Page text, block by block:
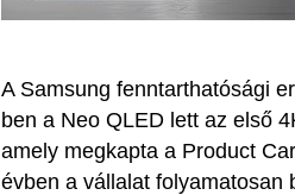
A Samsung fenntarthatósági
ben a Neo QLED lett az első
amely megkapta a Product
évben a vállalat folyamatosan